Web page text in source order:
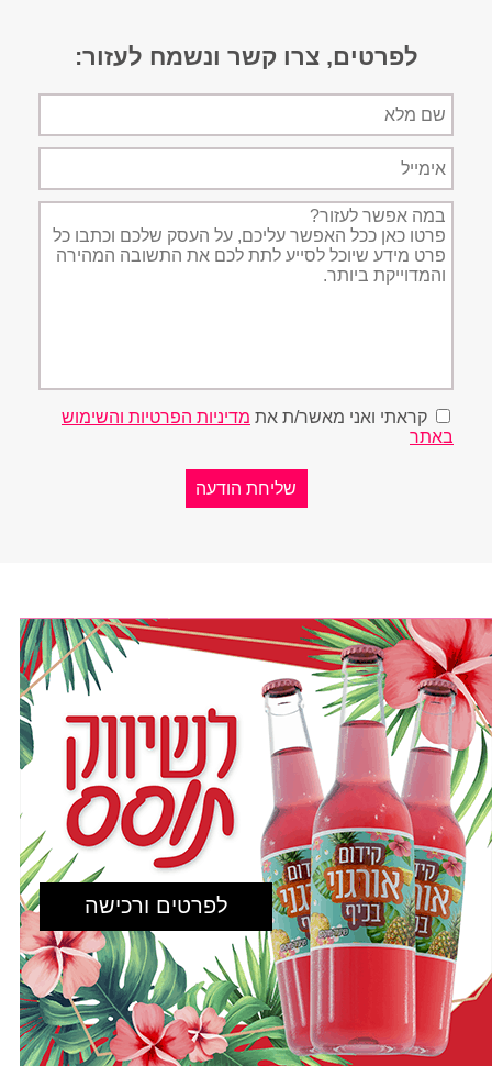
לפרטים, צרו קשר ונשמח לעזור:
מלא
תיאור
הפניה
קראתי ואני מאשר/ת את מדיניות הפרטיות והשימוש
באתר
לפרטים ורכישה